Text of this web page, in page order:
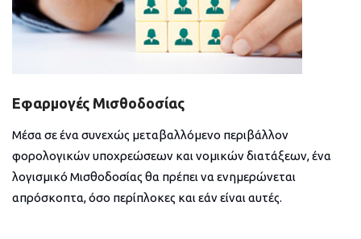
Εφαρμογές Μισθοδοσίας
Μέσα σε ένα συνεχώς μεταβαλλόμενο περιβάλλον
φορολογικών υποχρεώσεων και νομικών διατάξεων, ένα
λογισμικό Μισθοδοσίας θα πρέπει να ενημερώνεται
απρόσκοπτα, όσο περίπλοκες και εάν είναι αυτές.